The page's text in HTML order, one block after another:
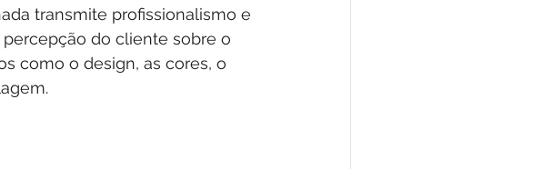
transmite profissionalismo e
do cliente sobre o
como o design, as cores, o